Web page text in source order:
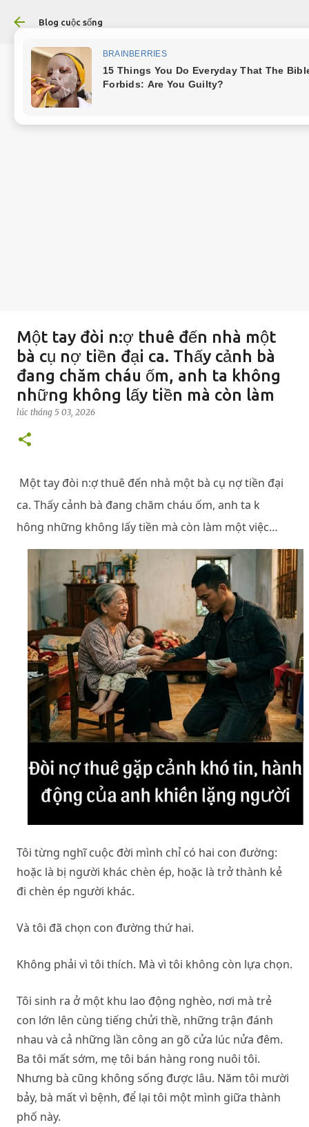
Blog cuộc sống
Một tay đòi n:ợ thuê đến nhà một
bà cụ nợ tiền đại ca. Thấy cảnh bà
đang chăm cháu ốm, anh ta không
những không lấy tiền mà còn làm
lúc tháng 5 03, 2026
Một tay đòi n:ợ thuê đến nhà một bà cụ nợ tiền đại
ca. Thấy cảnh bà đang chăm cháu ốm, anh ta k
hông những không lấy tiền mà còn làm một việc…
Tôi từng nghĩ cuộc đời mình chỉ có hai con đường:
hoặc là bị người khác chèn ép, hoặc là trở thành kẻ
đi chèn ép người khác.
Và tôi đã chọn con đường thứ hai.
Không phải vì tôi thích. Mà vì tôi không còn lựa chọn.
Tôi sinh ra ở một khu lao động nghèo, nơi mà trẻ
con lớn lên cùng tiếng chửi thề, những trận đánh
nhau và cả những lần công an gõ cửa lúc nửa đêm.
Ba tôi mất sớm, mẹ tôi bán hàng rong nuôi tôi.
Nhưng bà cũng không sống được lâu. Năm tôi mười
bảy, bà mất vì bệnh, để lại tôi một mình giữa thành
phố này.